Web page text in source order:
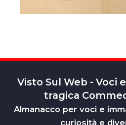
Visto Sul Web - Voci
tragica
Almanacco per voci e
curiosità e